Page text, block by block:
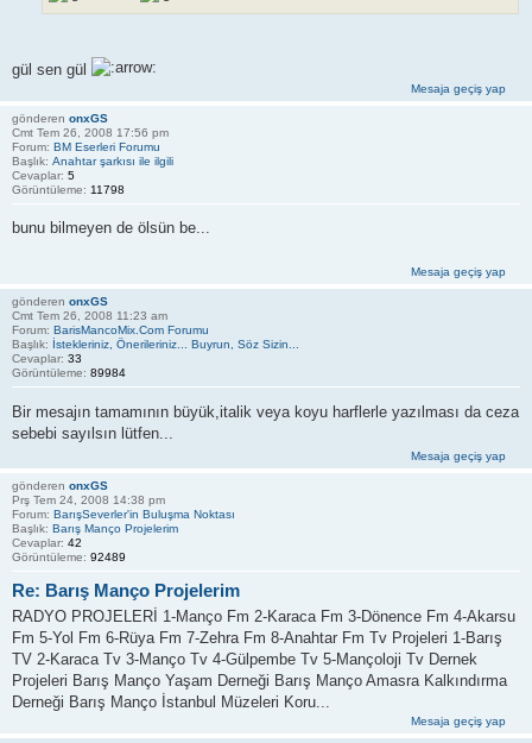
gül sen gül
Mesaja geçiş yap
gönderen onxGS
Cmt Tem 26, 2008 17:56 pm
Forum: BM Eserleri Forumu
Başlık: Anahtar şarkısı ile ilgili
Cevaplar: 5
Görüntüleme: 11798
bunu bilmeyen de ölsün be...
Mesaja geçiş yap
gönderen onxGS
Cmt Tem 26, 2008 11:23 am
Forum: BarisMancoMix.Com Forumu
Başlık: İstekleriniz, Önerileriniz... Buyrun, Söz Sizin...
Cevaplar: 33
Görüntüleme: 89984
Bir mesajın tamamının büyük,italik veya koyu harflerle yazılması da ceza
sebebi sayılsın lütfen...
Mesaja geçiş yap
gönderen onxGS
Prş Tem 24, 2008 14:38 pm
Forum: BarışSeverler'in Buluşma Noktası
Başlık: Barış Manço Projelerim
Cevaplar: 42
Görüntüleme: 92489
Re: Barış Manço Projelerim
RADYO PROJELERİ 1-Manço Fm 2-Karaca Fm 3-Dönence Fm 4-Akarsu
Fm 5-Yol Fm 6-Rüya Fm 7-Zehra Fm 8-Anahtar Fm Tv Projeleri 1-Barış
TV 2-Karaca Tv 3-Manço Tv 4-Gülpembe Tv 5-Mançoloji Tv Dernek
Projeleri Barış Manço Yaşam Derneği Barış Manço Amasra Kalkındırma
Derneği Barış Manço İstanbul Müzeleri Koru...
Mesaja geçiş yap